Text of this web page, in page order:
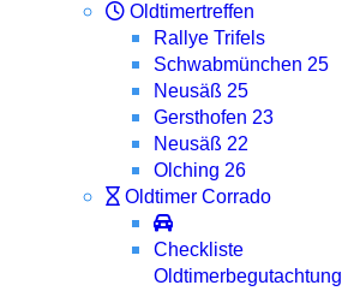
Oldtimertreffen
Rallye Trifels
Schwabmünchen 25
Neusäß 25
Gersthofen 23
Neusäß 22
Olching 26
Oldtimer Corrado
Checkliste
Oldtimerbegutachtung